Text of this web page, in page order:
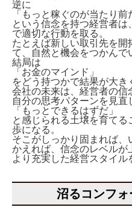
逆に
「もっと稼ぐのが当たり前
という信念を持つ経営者
で適切な行動を取る。
たとえば新しい取引先を開
て、自然と機会をつかんで
結局は
「お金のマインド」
をどう持つかで結果が大き
会社の未来は、経営者の信
自分の思考パターンを見直
「もっとできるはずだ」
と感じられる土壌を育て
歩になる。
そこがしっかり固まれば
かえれば、信念のレベル
より充実した経営スタイル
沼るコンフ